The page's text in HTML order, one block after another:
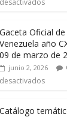
Gaceta Oficial
Venezuela año
09 de marzo de
junio 2, 2026
desactivados
Catálogo